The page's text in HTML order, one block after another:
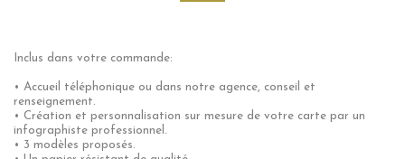
Inclus dans votre commande:
• Accueil téléphonique ou dans notre agence, conseil et
renseignement.
• Création et personnalisation sur mesure de votre carte par un
infographiste professionnel.
• 3 modèles proposés.